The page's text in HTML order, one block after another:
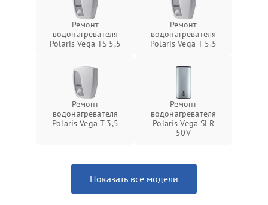
Ремонт
водонагревателя
Polaris Vega TS 5,5
Ремонт
водонагревателя
Polaris Vega T 5.5
Ремонт
водонагревателя
Polaris Vega T 3,5
Ремонт
водонагревателя
Polaris Vega SLR
50V
Показать все модели